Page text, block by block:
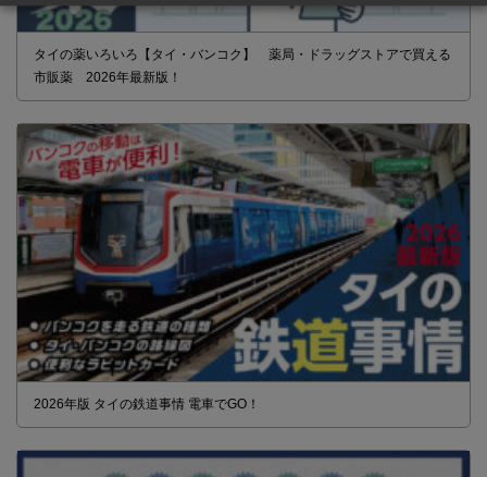
タイの薬いろいろ【タイ・バンコク】 薬局・ドラッグストアで買える
市販薬 2026年最新版！
2026年版 タイの鉄道事情 電車でGO！